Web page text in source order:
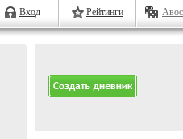
Вход Рейтинги